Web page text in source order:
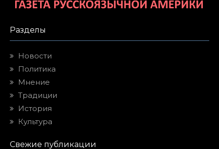
Разделы
Новости
Политика
Мнение
Традиции
История
Культура
Свежие публикации